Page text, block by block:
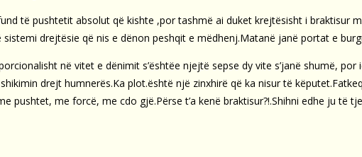
të pushtetit absolut që kishte ,por tashmë ai duket krejtësisht i braktisur
drejtësie që nis e dënon peshqit e mëdhenj.Matanë janë portat e
në vitet e dënimit s’ështëe njejtë sepse dy vite s’janë shumë,
drejt humnerës.Ka plot.është një zinxhirë që ka nisur të
pushtet, me forcë, me cdo gjë.Përse t’a kenë braktisur?!.Shihni edhe ju